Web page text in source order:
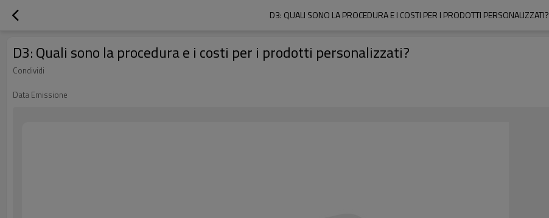
D3: QUALI SONO LA PROCEDURA E I COSTI PER I PRODOTTI PERSONALIZZATI?
D3: Quali sono la procedura e i costi per i prodotti personalizzati?
Condividi
Data Emissione